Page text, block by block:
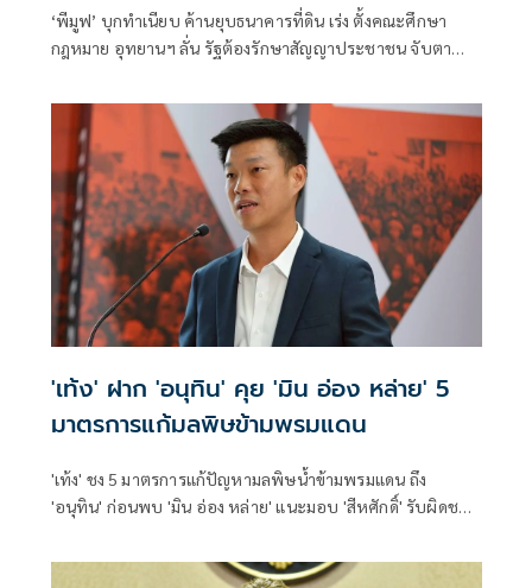
‘พีมูฟ’ บุกทำเนียบ ค้านยุบธนาคารที่ดิน เร่ง ตั้งคณะศึกษา
กฎหมาย อุทยานฯ ลั่น รัฐต้องรักษาสัญญาประชาชน จับตา
'เท้ง' ฝาก 'อนุทิน' คุย 'มิน อ่อง หล่าย' 5
มาตรการแก้มลพิษข้ามพรมแดน
'เท้ง' ชง 5 มาตรการแก้ปัญหามลพิษน้ำข้ามพรมแดน ถึง
'อนุทิน' ก่อนพบ 'มิน อ่อง หล่าย' แนะมอบ 'สีหศักดิ์' รับผิดชอบ